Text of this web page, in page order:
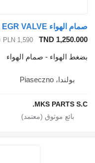
TND
PLN 1,590
≈ €369.30
الهواء - صمام الهواء
MKS PARTS